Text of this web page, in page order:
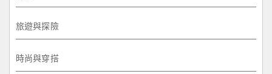
旅遊與探險
時尚與穿搭